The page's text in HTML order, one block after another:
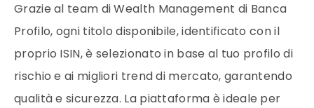
Grazie al team di Wealth Management di Banca
Profilo, ogni titolo disponibile, identificato con il
proprio ISIN, è selezionato in base al tuo profilo di
rischio e ai migliori trend di mercato, garantendo
qualità e sicurezza. La piattaforma è ideale per